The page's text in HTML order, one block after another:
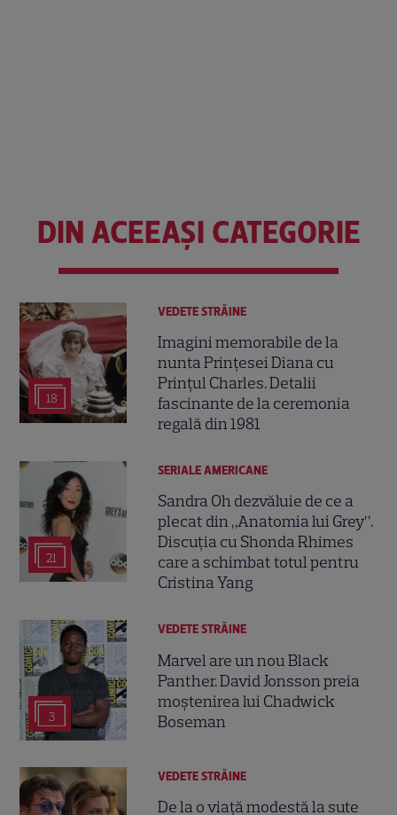
DIN ACEEAȘI CATEGORIE
18
VEDETE STRĂINE
Imagini memorabile de la
nunta Prințesei Diana cu
Prințul Charles. Detalii
fascinante de la ceremonia
regală din 1981
21
SERIALE AMERICANE
Sandra Oh dezvăluie de ce a
plecat din „Anatomia lui Grey”.
Discuția cu Shonda Rhimes
care a schimbat totul pentru
Cristina Yang
3
VEDETE STRĂINE
Marvel are un nou Black
Panther. David Jonsson preia
moștenirea lui Chadwick
Boseman
VEDETE STRĂINE
De la o viață modestă la sute